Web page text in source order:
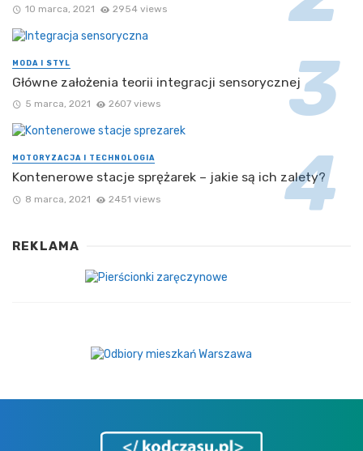
10 marca, 2021 2954 views
MODA I STYL
Główne założenia teorii integracji sensorycznej
5 marca, 2021 2607 views
MOTORYZACJA I TECHNOLOGIA
Kontenerowe stacje sprężarek – jakie są ich zalety?
8 marca, 2021 2451 views
REKLAMA